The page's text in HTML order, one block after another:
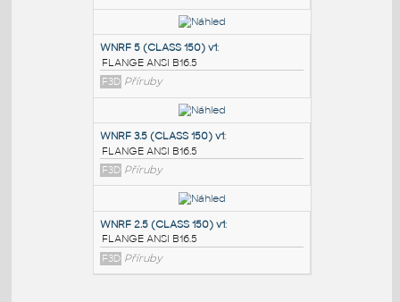
PODOBNÉ BLOKY
SORF 1.5 (CLASS 150):
FLANGE ANSI B16.5
F3D Příruby
WNRF 5 (CLASS 150) v1
FLANGE ANSI B16.5
F3D Příruby